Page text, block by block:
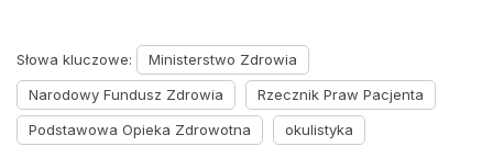
Słowa kluczowe:
Ministerstwo Zdrowia
Narodowy Fundusz Zdrowia
Rzecznik Praw Pacjenta
Podstawowa Opieka Zdrowotna
okulistyka